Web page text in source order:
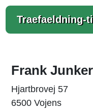
Traefaeldning-
Frank Junker
Hjartbrovej 57
6500 Vojens